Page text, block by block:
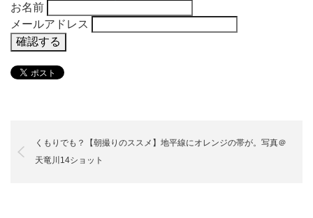
お名前
メールアドレス
くもりでも？【朝撮りのススメ】地平線にオレンジの帯が。写真＠
天竜川14ショット